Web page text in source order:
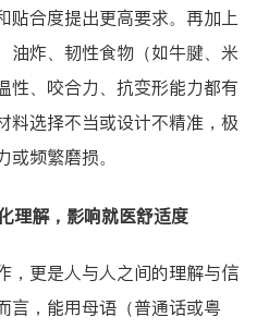
贴合度提出更高要求。再加上
油炸、韧性食物（如牛腱、米
性、咬合力、抗变形能力都有
料选择不当或设计不精准，极
频繁磨损。
理解，影响就医舒适度
，更是人与人之间的理解与信
言，能用母语（普通话或粤